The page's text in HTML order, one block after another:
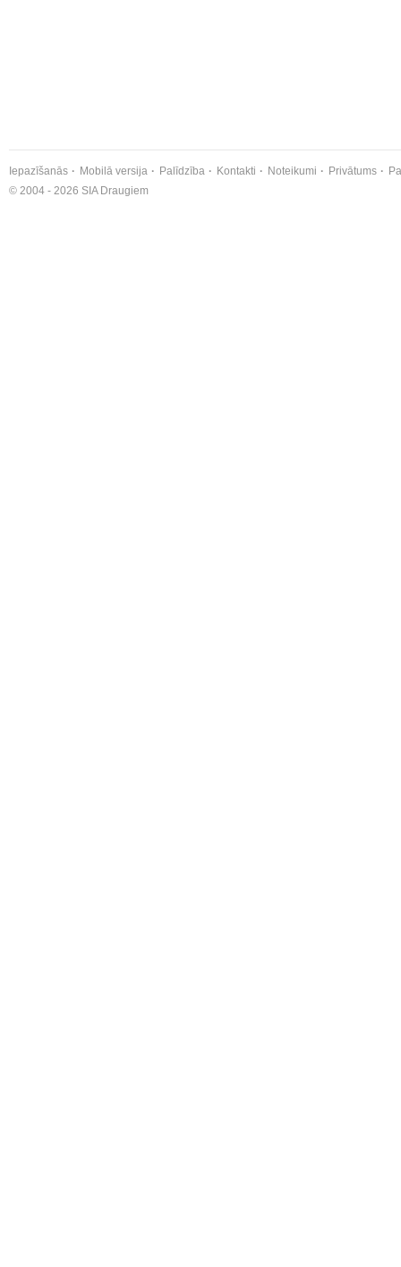
Iepazīšanās Mobilā versija Palīdzība Kontakti Noteikumi Privātums
© 2004 - 2026 SIA Draugiem